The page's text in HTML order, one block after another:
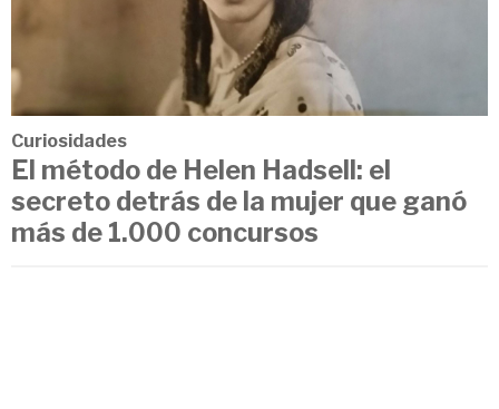
Curiosidades
El método de Helen Hadsell: el
secreto detrás de la mujer que ganó
más de 1.000 concursos